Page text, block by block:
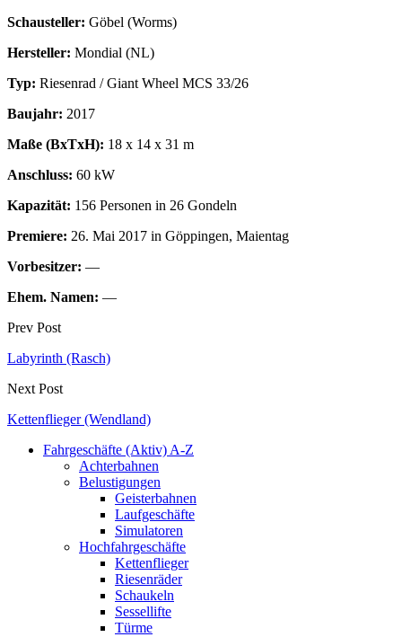
Schausteller: Göbel (Worms)
Hersteller: Mondial (NL)
Typ: Riesenrad / Giant Wheel MCS 33/26
Baujahr: 2017
Maße (BxTxH): 18 x 14 x 31 m
Anschluss: 60 kW
Kapazität: 156 Personen in 26 Gondeln
Premiere: 26. Mai 2017 in Göppingen, Maientag
Vorbesitzer: —
Ehem. Namen: —
Prev Post
Labyrinth (Rasch)
Next Post
Kettenflieger (Wendland)
Fahrgeschäfte (Aktiv) A-Z
Achterbahnen
Belustigungen
Geisterbahnen
Laufgeschäfte
Simulatoren
Hochfahrgeschäfte
Kettenflieger
Riesenräder
Schaukeln
Sessellifte
Türme